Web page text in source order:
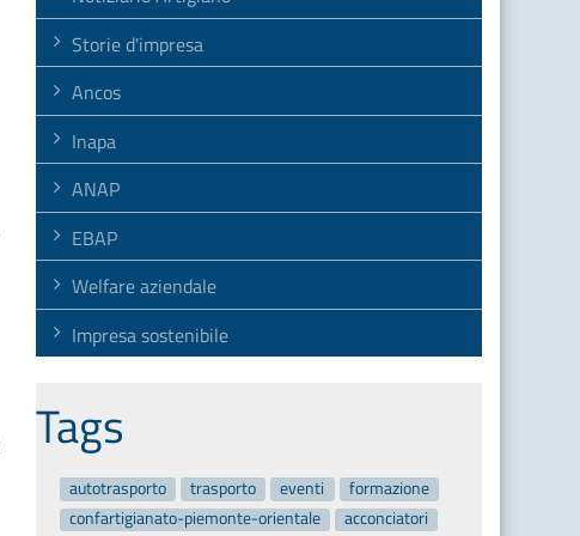
Storie d'impresa
Ancos
Inapa
ANAP
EBAP
Welfare aziendale
Impresa sostenibile
Tags
autotrasporto trasporto eventi
formazione
confartigianato-piemonte-orientale
acconciatori